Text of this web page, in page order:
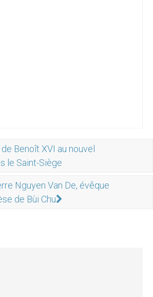
Benoît XVI au nouvel
le Saint-Siège
Nguyen Van De, évêque
de Bùi Chu